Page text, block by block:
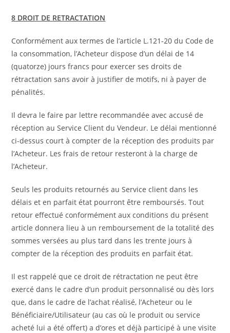
8 DROIT DE RETRACTATION
Conformément aux termes de l’article L.121-20 du Code de
la consommation, l’Acheteur dispose d’un délai de 14
(quatorze) jours francs pour exercer ses droits de
rétractation sans avoir à justifier de motifs, ni à payer de
pénalités.
Il devra le faire par lettre recommandée avec accusé de
réception au Service Client du Vendeur. Le délai mentionné
ci-dessus court à compter de la réception des produits par
l’Acheteur. Les frais de retour resteront à la charge de
l’Acheteur.
Seuls les produits retournés au Service client dans les
délais et en parfait état pourront être remboursés. Tout
retour effectué conformément aux conditions du présent
article donnera lieu à un remboursement de la totalité des
sommes versées au plus tard dans les trente jours à
compter de la réception des produits en parfait état.
Il est rappelé que ce droit de rétractation ne peut être
exercé dans le cadre d’un produit personnalisé ou dès lors
que, dans le cadre de l’achat réalisé, l’Acheteur ou le
Bénéficiaire/Utilisateur (au cas où le produit ou service
acheté lui a été offert) a d’ores et déjà participé à une visite